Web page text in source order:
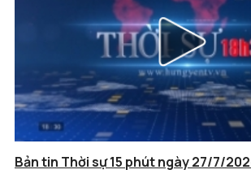
Bản tin Thời sự 15 phút ngày 27/7/